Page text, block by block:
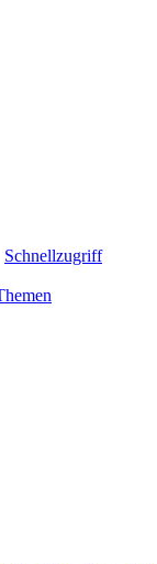
Schnellzugriff